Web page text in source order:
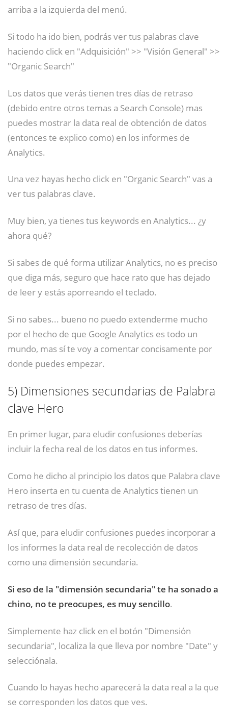
arriba a la izquierda del menú.
Si todo ha ido bien, podrás ver tus palabras clave
haciendo click en "Adquisición" >> "Visión General" >>
"Organic Search"
Los datos que verás tienen tres días de retraso
(debido entre otros temas a Search Console) mas
puedes mostrar la data real de obtención de datos
(entonces te explico como) en los informes de
Analytics.
Una vez hayas hecho click en "Organic Search" vas a
ver tus palabras clave.
Muy bien, ya tienes tus keywords en Analytics... ¿y
ahora qué?
Si sabes de qué forma utilizar Analytics, no es preciso
que diga más, seguro que hace rato que has dejado
de leer y estás aporreando el teclado.
Si no sabes... bueno no puedo extenderme mucho
por el hecho de que Google Analytics es todo un
mundo, mas sí te voy a comentar concisamente por
donde puedes empezar.
5) Dimensiones secundarias de Palabra
clave Hero
En primer lugar, para eludir confusiones deberías
incluir la fecha real de los datos en tus informes.
Como he dicho al principio los datos que Palabra clave
Hero inserta en tu cuenta de Analytics tienen un
retraso de tres días.
Así que, para eludir confusiones puedes incorporar a
los informes la data real de recolección de datos
como una dimensión secundaria.
Si eso de la "dimensión secundaria" te ha sonado a
chino, no te preocupes, es muy sencillo.
Simplemente haz click en el botón "Dimensión
secundaria", localiza la que lleva por nombre "Date" y
selecciónala.
Cuando lo hayas hecho aparecerá la data real a la que
se corresponden los datos que ves.